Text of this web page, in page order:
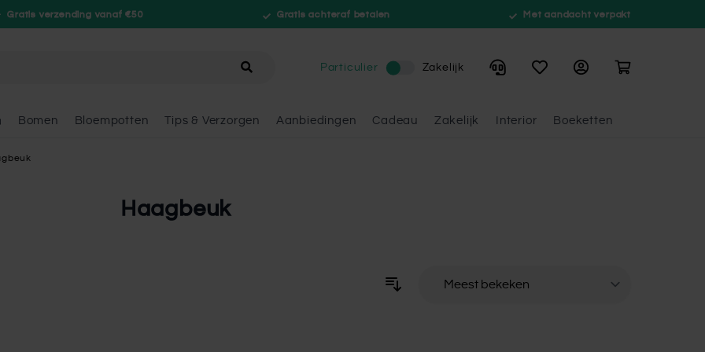
Gratis verzending vanaf €50 Gratis achteraf betalen Met aandacht verpakt
Bomen Bloempotten Tips & Verzorgen Aanbiedingen Cadeau Zakelijk Interior Boeketten
Particulier Zakelijk Winkelwagen
Haagbeuk